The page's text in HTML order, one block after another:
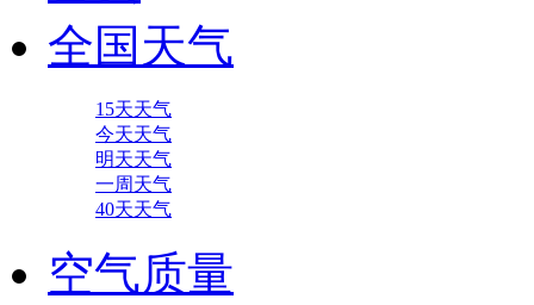
全国天气
15天天气
今天天气
明天天气
一周天气
40天天气
空气质量